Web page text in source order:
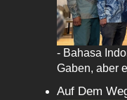
- Bahasa
Gaben, aber
Auf Dem